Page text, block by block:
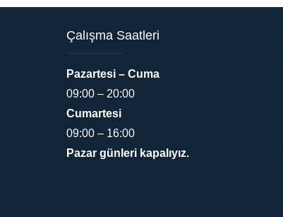
Çalışma Saatleri
Pazartesi – Cuma
09:00 – 20:00
Cumartesi
09:00 – 16:00
Pazar günleri kapalıyız.